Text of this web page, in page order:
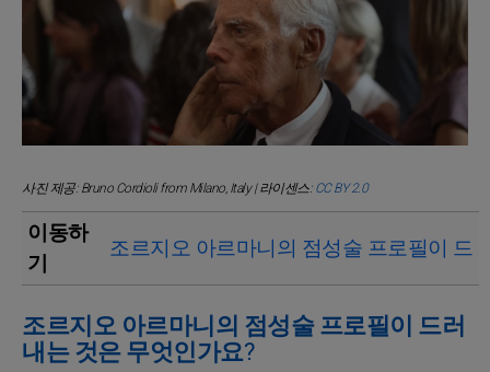
사진 제공: Bruno Cordioli from Milano, Italy | 라이센스:CC BY 2.0
이동하
기
조르지오 아르마니의 점성술 프로필이 드
조르지오 아르마니의 점성술 프로필이 드러
내는 것은 무엇인가요?